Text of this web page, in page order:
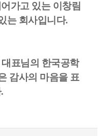
가고 있는 이창림
는 회사입니다.
표님의 한국공학
감사의 마음을 표